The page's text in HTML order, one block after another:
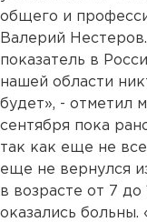
общего и
Валерий
показатель в
нашей области
будет», - отметил
сентября пока
так как еще не
еще не вернулся
в возрасте от 7 до
оказались